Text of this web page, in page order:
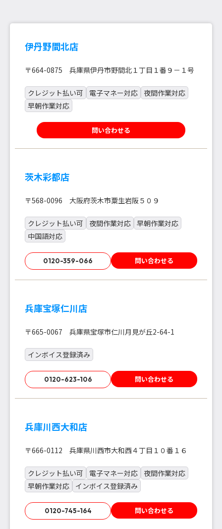
伊丹野間北店
〒664-0875 兵庫県伊丹市野間北１丁目１番９－１号
クレジット払い可 電子マネー対応
夜間作業対応
早朝作業対応
問い合わせる
茨木彩都店
〒568-0096 大阪府茨木市粟生岩阪５０９
クレジット払い可 夜間作業対応 早朝作業対応
中国語対応
0120-359-066 問い合わせる
兵庫宝塚仁川店
〒665-0067 兵庫県宝塚市仁川月見が丘2-64-1
インボイス登録済み
0120-623-106 問い合わせる
兵庫川西大和店
〒666-0112 兵庫県川西市大和西４丁目１０番１６
クレジット払い可 電子マネー対応
夜間作業対応
早朝作業対応
インボイス登録済み
0120-745-164 問い合わせる